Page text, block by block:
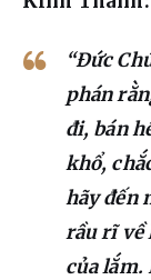
“Đức
phán
đi, bán
khổ,
hãy đến
rầu rĩ về
của lắm.